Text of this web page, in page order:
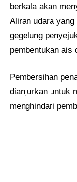
berkala akan
Aliran udara
gegelung
pembentukan ais
Pembersihan
dianjurkan untuk
menghindari